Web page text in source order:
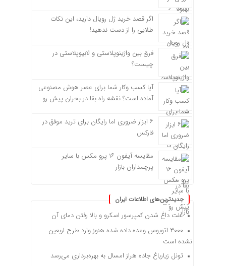
اگر قصد خرید ژل رویال دارید، این نکات
طلایی را از دست ندهید!
فرق بین واژینوپلاستی و لابیوپلاستی در
چیست؟
آیا کسب وکار شما برای عصر هوش مصنوعی
آماده است؟ نقشه راه بقا در بحران پیش رو
۶ ابزار ضروری اما رایگان برای ترید موفق در
فارکس
مقایسه آیفون ۱۶ پرو مکس با سایر
پرچمداران بازار
جدیدترین‌های اطلاعات ایران
علت داغ شدن کمپرسور اسکرو و بالا رفتن دمای آن
۳۰۰۰ اتوبوس وعده داده شده هنوز وارد طرح اربعین
نشده است
تونل زیارباغ جاده هراز امسال به بهره‌برداری می‌رسد